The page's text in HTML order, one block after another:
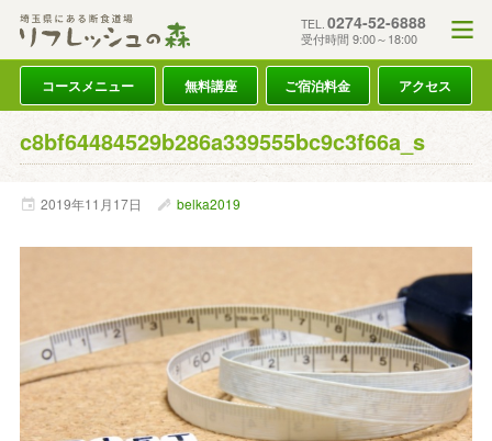
TEL. 0274-52-6888
受付時間 9:00～18:00
コースメニュー 無料講座 ご宿泊料金 アクセス
c8bf64484529b286a339555bc9c3f66a_s
2019年11月17日 belka2019